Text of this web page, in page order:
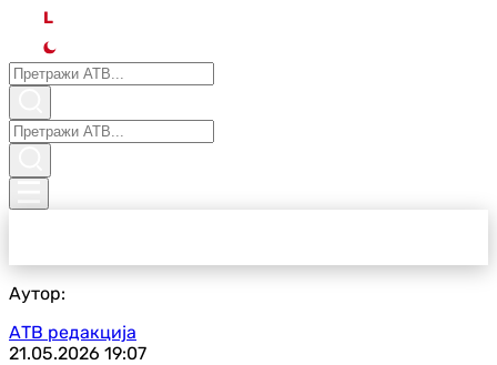
L
Аутор:
АТВ редакција
21.05.2026 19:07